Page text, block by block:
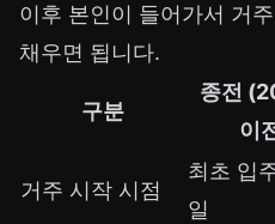
이후 본인이 들어가서 거
채우면 됩니다.
구분
종전
이
거주 시작 시점
최초 입
일